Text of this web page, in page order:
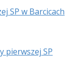
SP w Barcicach
pierwszej SP